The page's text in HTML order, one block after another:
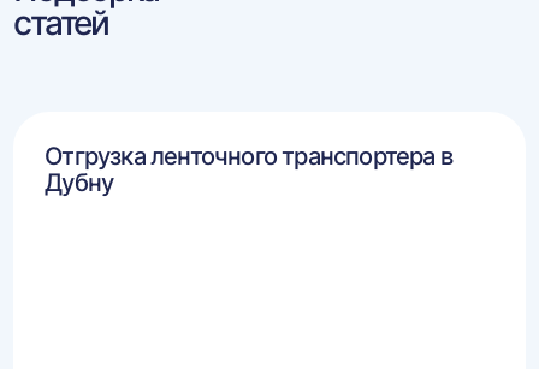
статей
Отгрузка ленточного транспортера в
Дубну